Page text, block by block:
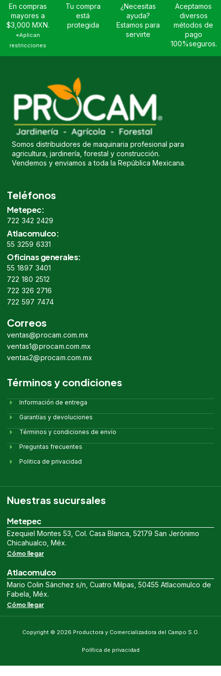
En compras
mayores a
$3,000 MXN.
*Aplican
restricciones
Tu compra
está
protegida
¿Necesitas
ayuda?
Estamos para
servirte
Aceptamos
diversos
métodos de
pago
100%seguros.
Somos distribuidores de maquinaria profesional para
agricultura, jardinería, forestal y construcción.
Vendemos y enviamos a toda la República Mexicana.
Teléfonos
Metepec:
722 342 2429
Atlacomulco:
55 3259 6331
Oficinas generales:
55 1897 3401
722 180 2512
722 326 2716
722 597 7474
Correos
ventas@procam.com.mx
ventas1@procam.com.mx
ventas2@procam.com.mx
Términos y condiciones
Información de entrega
Garantías y devoluciones
Términos y condiciones de envío
Preguntas frecuentes
Politica de privacidad
Nuestras sucursales
Metepec
Ezequiel Montes 53, Col. Casa Blanca, 52179 San Jerónimo
Chicahualco, Méx.
Cómo llegar
Atlacomulco
Mario Colin Sánchez s/n, Cuatro Milpas, 50455 Atlacomulco de
Fabela, Méx.
Cómo llegar
Copyright © 2026 Productora y Comercializadora del Campo S.O.
Política de privacidad